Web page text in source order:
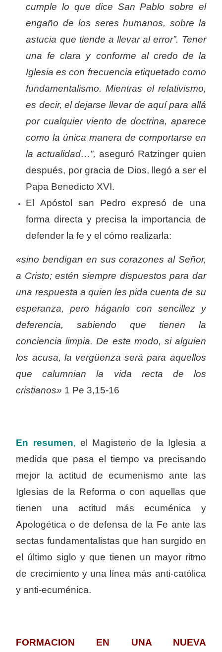
cumple lo que dice San Pablo sobre el
engaño de los seres humanos, sobre la
astucia que tiende a llevar al error”. Tener
una fe clara y conforme al credo de la
Iglesia es con frecuencia etiquetado como
fundamentalismo. Mientras el relativismo,
es decir, el dejarse llevar de aquí para allá
por cualquier viento de doctrina, aparece
como la única manera de comportarse en
la actualidad…”, aseguró Ratzinger quien
después, por gracia de Dios, llegó a ser el
Papa Benedicto XVI.
El Apóstol san Pedro expresó de una
forma directa y precisa la importancia de
defender la fe y el cómo realizarla:
«sino bendigan en sus corazones al Señor,
a Cristo; estén siempre dispuestos para dar
una respuesta a quien les pida cuenta de su
esperanza, pero háganlo con sencillez y
deferencia, sabiendo que tienen la
conciencia limpia. De este modo, si alguien
los acusa, la vergüenza será para aquellos
que calumnian la vida recta de los
cristianos» 1 Pe 3,15-16
En resumen, el Magisterio de la Iglesia a
medida que pasa el tiempo va precisando
mejor la actitud de ecumenismo ante las
Iglesias de la Reforma o con aquellas que
tienen una actitud más ecuménica y
Apologética o de defensa de la Fe ante las
sectas fundamentalistas que han surgido en
el último siglo y que tienen un mayor ritmo
de crecimiento y una línea más anti-católica
y anti-ecuménica.
FORMACION EN UNA NUEVA